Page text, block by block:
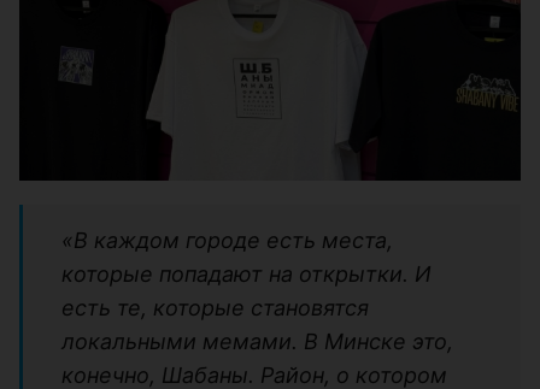
«В каждом городе есть места,
которые попадают на открытки. И
есть те, которые становятся
локальными мемами. В Минске это,
конечно, Шабаны. Район, о котором